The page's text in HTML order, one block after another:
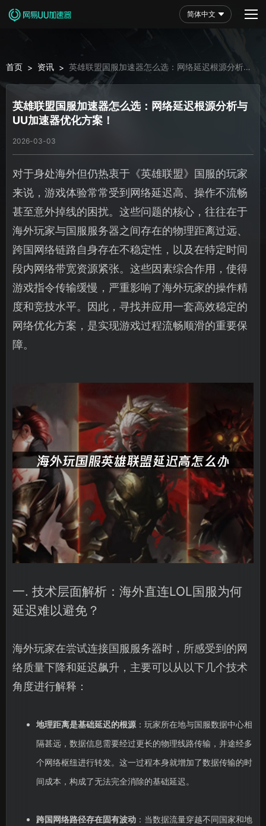
简体中文
首页 > 资讯 > 英雄联盟国服加速器怎么选：网络延迟根源分析与
UU加速器优化方案！
英雄联盟国服加速器怎么选：网络延迟根源分析与
UU加速器优化方案！
2026-03-03
对于身处海外但仍热衷于《英雄联盟》国服的玩家
来说，游戏体验常常受到网络延迟高、操作不流畅
甚至意外掉线的困扰。这些问题的核心，往往在于
海外玩家与国服服务器之间存在的物理距离过远、
跨国网络链路自身存在不稳定性，以及在特定时间
段内网络带宽资源紧张。这些因素综合作用，使得
游戏指令传输缓慢，严重影响了海外玩家的操作精
度和竞技水平。因此，寻找并应用一套高效稳定的
网络优化方案，是实现游戏过程流畅顺滑的重要保
障。
一. 技术层面解析：海外直连LOL国服为何
延迟难以避免？
海外玩家在尝试连接国服服务器时，所感受到的网
络质量下降和延迟飙升，主要可以从以下几个技术
角度进行解释：
地理距离是基础延迟的根源：玩家所在地与国服数据中心相
隔甚远，数据信息需要经过更长的物理线路传输，并途经多
个网络枢纽进行转发。这一过程本身就增加了数据传输的时
间成本，构成了无法完全消除的基础延迟。
跨国网络路径存在固有波动：当数据流量穿越不同国家和地